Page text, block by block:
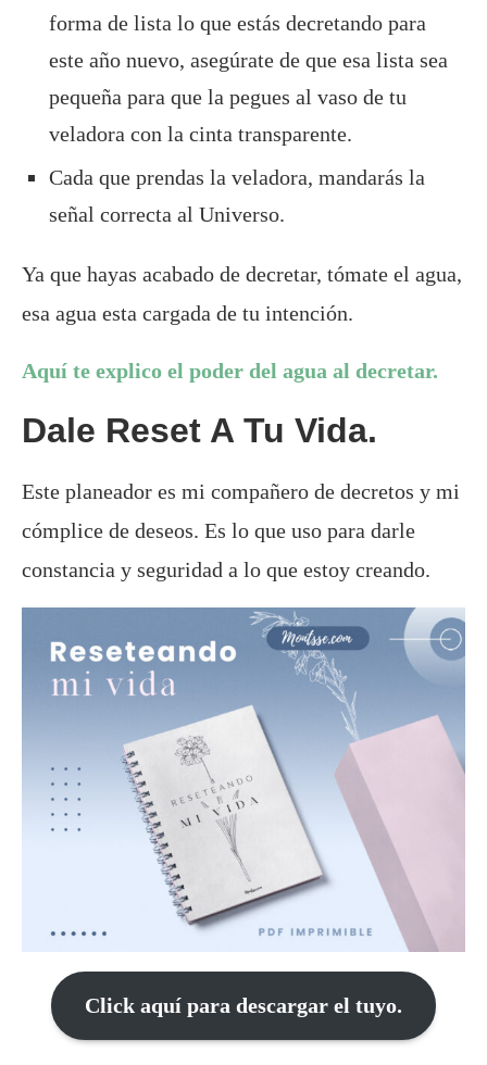
forma de lista lo que estás decretando para
este año nuevo, asegúrate de que esa lista sea
pequeña para que la pegues al vaso de tu
veladora con la cinta transparente.
Cada que prendas la veladora, mandarás la
señal correcta al Universo.
Ya que hayas acabado de decretar, tómate el agua,
esa agua esta cargada de tu intención.
Aquí te explico el poder del agua al decretar.
Dale Reset A Tu Vida.
Este planeador es mi compañero de decretos y mi
cómplice de deseos. Es lo que uso para darle
constancia y seguridad a lo que estoy creando.
Click aquí para descargar el tuyo.